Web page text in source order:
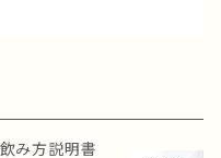
飲み方説明書